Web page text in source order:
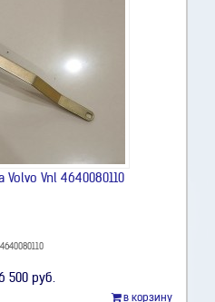
Vnl 4640080110
500 руб.
в корзину